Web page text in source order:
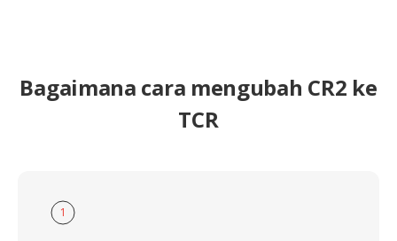
Bagaimana cara mengubah CR2 ke
TCR
1